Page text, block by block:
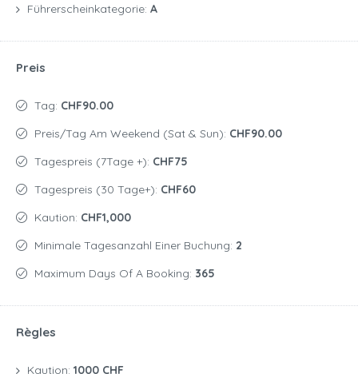
Führerscheinkategorie: A
Preis
Tag: CHF90.00
Preis/Tag Am Weekend (Sat & Sun): CHF90.00
Tagespreis (7Tage +): CHF75
Tagespreis (30 Tage+): CHF60
Kaution: CHF1,000
Minimale Tagesanzahl Einer Buchung: 2
Maximum Days Of A Booking: 365
Règles
Kaution: 1000 CHF